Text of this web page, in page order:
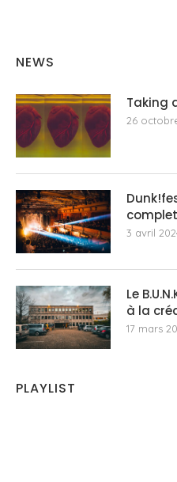
NEWS
Taking
26
complet
3 avril
Le
à la
17 mars
PLAYLIST